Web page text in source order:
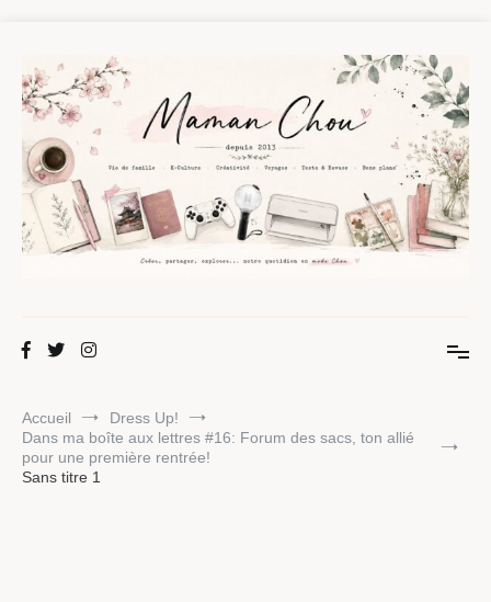
contenu
Maman Chou
Accueil
Dress Up!
Dans ma boîte aux lettres #16: Forum des sacs, ton allié
pour une première rentrée!
Sans titre 1